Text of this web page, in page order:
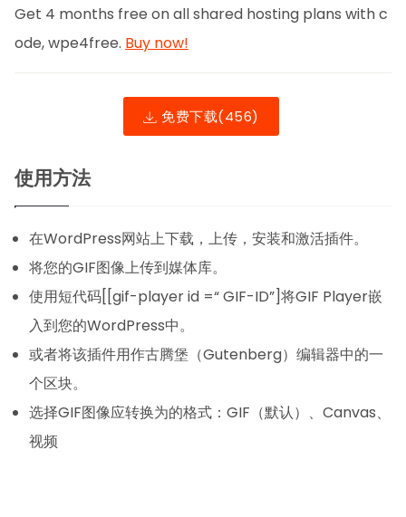
Get 4 months free on all shared hosting plans with c
ode, wpe4free. Buy now!
免费下载(456)
使用方法
在WordPress网站上下载，上传，安装和激活插件。
将您的GIF图像上传到媒体库。
使用短代码[[gif-player id =“ GIF-ID”]将GIF Player嵌
入到您的WordPress中。
或者将该插件用作古腾堡（Gutenberg）编辑器中的一
个区块。
选择GIF图像应转换为的格式：GIF（默认）、 Canvas、
视频